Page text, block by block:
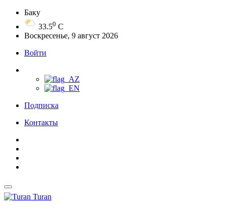
Баку
33.50 C
Воскресенье, 9 август 2026
Войти
Подписка
Контакты
Turan